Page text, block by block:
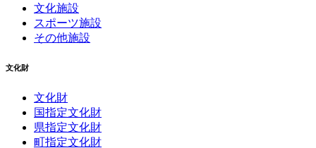
文化施設
スポーツ施設
その他施設
文化財
文化財
国指定文化財
県指定文化財
町指定文化財